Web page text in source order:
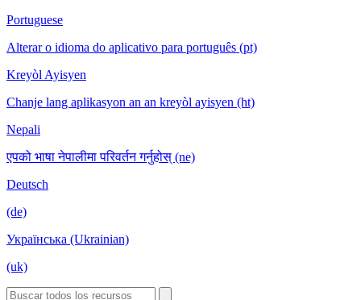
Portuguese
Alterar o idioma do aplicativo para português (pt)
Kreyòl Ayisyen
Chanje lang aplikasyon an an kreyòl ayisyen (ht)
Nepali
एपको भाषा नेपालीमा परिवर्तन गर्नुहोस् (ne)
Deutsch
(de)
Українська (Ukrainian)
(uk)